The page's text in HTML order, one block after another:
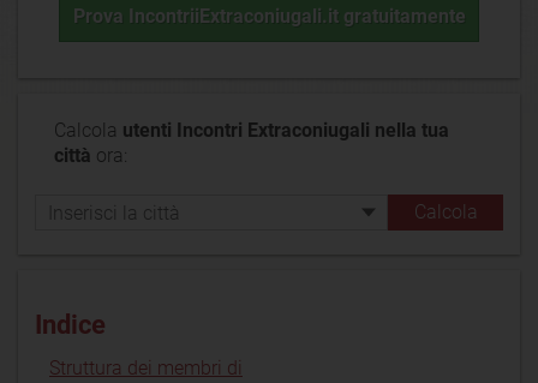
Prova IncontriiExtraconiugali.it gratuitamente
Calcola utenti Incontri Extraconiugali nella tua
città ora:
Indice
Struttura dei membri di